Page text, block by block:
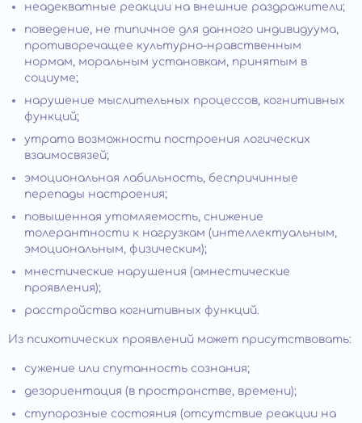
неадекватные реакции на внешние раздражители;
поведение, не типичное для данного индивидуума,
противоречащее культурно-нравственным
нормам, моральным установкам, принятым в
социуме;
нарушение мыслительных процессов, когнитивных
функций;
утрата возможности построения логических
взаимосвязей;
эмоциональная лабильность, беспричинные
перепады настроения;
повышенная утомляемость, снижение
толерантности к нагрузкам (интеллектуальным,
эмоциональным, физическим);
мнестические нарушения (амнестические
проявления);
расстройства когнитивных функций.
Из психотических проявлений может присутствовать:
сужение или спутанность сознания;
дезориентация (в пространстве, времени);
ступорозные состояния (отсутствие реакции на